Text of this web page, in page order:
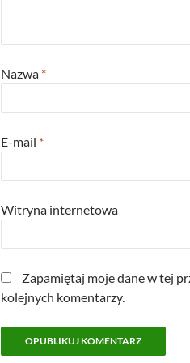
Nazwa *
E-mail *
Witryna internetowa
Zapamiętaj moje dane w tej
kolejnych komentarzy.